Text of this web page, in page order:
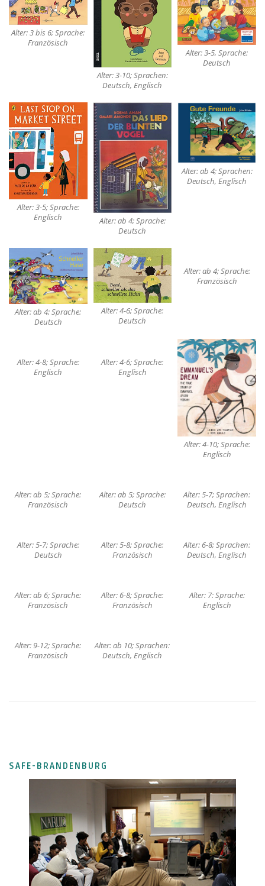
Alter: 3 bis 6; Sprache:
Französisch
Alter: 3-10; Sprachen:
Deutsch, Englisch
Alter: 3-5, Sprache:
Deutsch
Alter: 3-5; Sprache:
Englisch
Alter: ab 4; Sprache:
Deutsch
Alter: ab 4; Sprachen:
Deutsch, Englisch
Alter: ab 4; Sprache:
Deutsch
Alter: 4-6; Sprache:
Deutsch
Alter: ab 4; Sprache:
Französisch
Alter: 4-8; Sprache:
Englisch
Alter: 4-6; Sprache:
Englisch
Alter: 4-10; Sprache:
Englisch
Alter: ab 5; Sprache:
Französisch
Alter: ab 5; Sprache:
Deutsch
Alter: 5-7; Sprachen:
Deutsch, Englisch
Alter: 5-7; Sprache:
Deutsch
Alter: 5-8; Sprache:
Französisch
Alter: 6-8; Sprachen:
Deutsch, Englisch
Alter: ab 6; Sprache:
Französisch
Alter: 6-8; Sprache:
Französisch
Alter: 7: Sprache:
Englisch
Alter: 9-12; Sprache:
Französisch
Alter: ab 10; Sprachen:
Deutsch, Englisch
SAFE-BRANDENBURG